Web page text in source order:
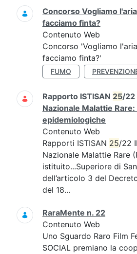
Concorso Vogliamo
facciamo finta?
Contenuto Web
Concorso 'Vogliamo
facciamo finta?'
FUMO
Rapporto ISTISAN 25/22
Nazionale Malattie Rare:
epidemiologiche
Contenuto Web
Rapporti ISTISAN 25/22
Nazionale Malattie Rare
istituito...Superiore di
dell’articolo 3 del
del 18...
RaraMente n. 22
Contenuto Web
Uno Sguardo Raro Film
SOCIAL premiano la